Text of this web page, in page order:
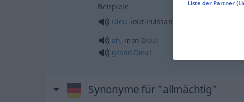
Beispiele
Dieu Tout-Puissant
ah, mon Dieu!
grand Dieu!
Synonyme für "allmächtig"
Liste der Partner